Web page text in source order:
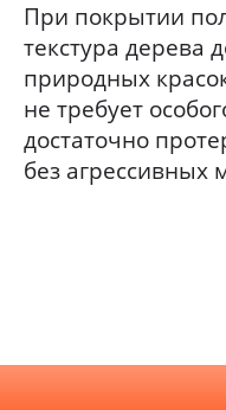
При покрытии
текстура дерева
природных
не требует
достаточно
без агрессивных